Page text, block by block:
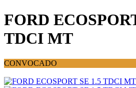
FORD
TDCI MT
CONVOCADO